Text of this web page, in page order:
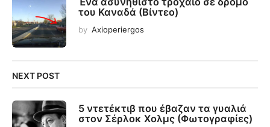
του Καναδά (Βίντεο)
by Axioperiergos
NEXT POST
5 ντετέκτιβ που έβαζαν τα γυαλιά
στον Σέρλοκ Χολμς (Φωτογραφίες)